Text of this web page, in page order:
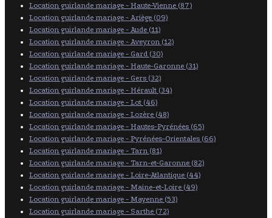
Location guirlande mariage - Haute-Vienne (87)
Location guirlande mariage - Ariège (09)
Location guirlande mariage - Aude (11)
Location guirlande mariage - Aveyron (12)
Location guirlande mariage - Gard (30)
Location guirlande mariage - Haute-Garonne (31)
Location guirlande mariage - Gers (32)
Location guirlande mariage - Hérault (34)
Location guirlande mariage - Lot (46)
Location guirlande mariage - Lozère (48)
Location guirlande mariage - Hautes-Pyrénées (65)
Location guirlande mariage - Pyrénées-Orientales (66)
Location guirlande mariage - Tarn (81)
Location guirlande mariage - Tarn-et-Garonne (82)
Location guirlande mariage - Loire-Atlantique (44)
Location guirlande mariage - Maine-et-Loire (49)
Location guirlande mariage - Mayenne (53)
Location guirlande mariage - Sarthe (72)